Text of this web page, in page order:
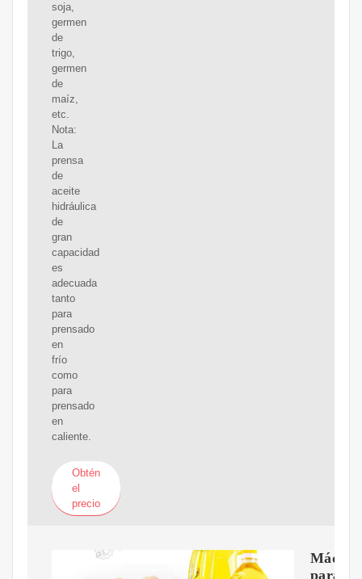
soja,
germen
de
trigo,
germen
de
maíz,
etc.
Nota:
La
prensa
de
aceite
hidráulica
de
gran
capacidad
es
adecuada
tanto
para
prensado
en
frío
como
para
prensado
en
caliente.
Obtén
el
precio
para